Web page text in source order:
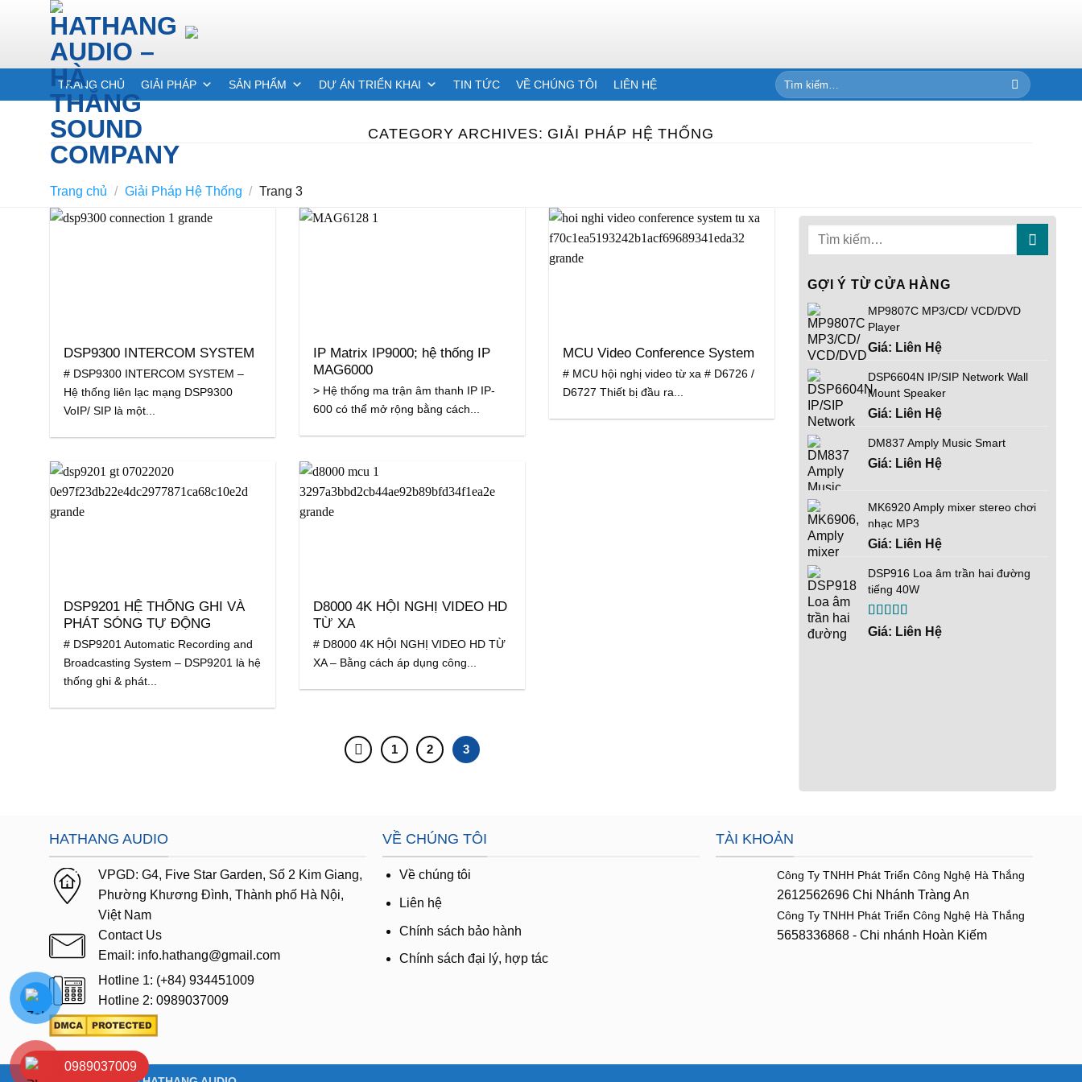
TRANG CHỦ GIẢI PHÁP SẢN PHẨM DỰ ÁN TRIỂN KHAI TIN TỨC VỀ CHÚNG TÔI LIÊN HỆ
Tìm
kiếm:
CATEGORY ARCHIVES: GIẢI PHÁP HỆ THỐNG
Trang chủ / Giải Pháp Hệ Thống / Trang 3
DSP9300 INTERCOM SYSTEM
# DSP9300 INTERCOM SYSTEM –
Hệ thống liên lạc mạng DSP9300
VoIP/ SIP là một...
IP Matrix IP9000; hệ thống IP
MAG6000
> Hệ thống ma trận âm thanh IP IP-
600 có thể mở rộng bằng cách...
MCU Video Conference System
# MCU hội nghị video từ xa # D6726 /
D6727 Thiết bị đầu ra...
DSP9201 HỆ THỐNG GHI VÀ
PHÁT SÓNG TỰ ĐỘNG
# DSP9201 Automatic Recording and
Broadcasting System – DSP9201 là hệ
thống ghi & phát...
D8000 4K HỘI NGHỊ VIDEO HD
TỪ XA
# D8000 4K HỘI NGHỊ VIDEO HD TỪ
XA – Bằng cách áp dụng công...
1 2 3
GỢI Ý TỪ CỬA HÀNG
MP9807C MP3/CD/ VCD/DVD
Player
Giá: Liên Hệ
DSP6604N IP/SIP Network Wall
Mount Speaker
Giá: Liên Hệ
DM837 Amply Music Smart
Giá: Liên Hệ
MK6920 Amply mixer stereo chơi
nhạc MP3
Giá: Liên Hệ
DSP916 Loa âm trần hai đường
tiếng 40W
Được xếp
Giá: Liên Hệ
HATHANG AUDIO
VPGD: G4, Five Star Garden, Số 2 Kim Giang,
Phường Khương Đình, Thành phố Hà Nội,
Việt Nam
Contact Us
Email: info.hathang@gmail.com
Hotline 1: (+84) 934451009
Hotline 2: 0989037009
VỀ CHÚNG TÔI
Về chúng tôi
Liên hệ
Chính sách bảo hành
Chính sách đại lý, hợp tác
TÀI KHOẢN
Công Ty TNHH Phát Triển Công Nghệ Hà Thắng
2612562696 Chi Nhánh Tràng An
Công Ty TNHH Phát Triển Công Nghệ Hà Thắng
5658336868 - Chi nhánh Hoàn Kiếm
0989037009